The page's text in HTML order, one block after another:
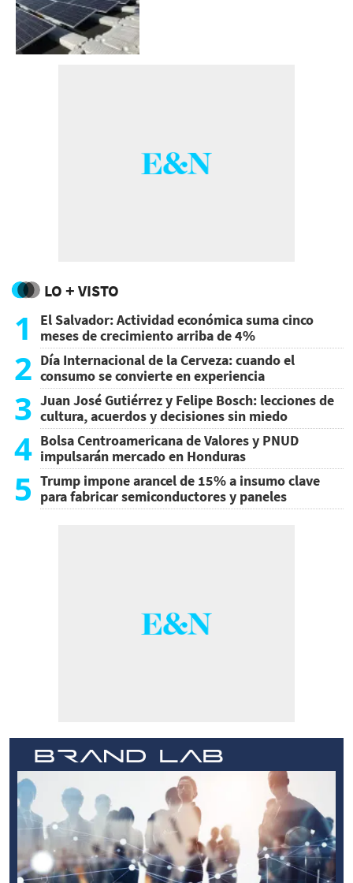
LO + VISTO
1
El Salvador: Actividad económica suma cinco
meses de crecimiento arriba de 4%
2 Día Internacional de la Cerveza: cuando el
consumo se convierte en experiencia
3 Juan José Gutiérrez y Felipe Bosch: lecciones de
cultura, acuerdos y decisiones sin miedo
4 Bolsa Centroamericana de Valores y PNUD
impulsarán mercado en Honduras
5 Trump impone arancel de 15% a insumo clave
para fabricar semiconductores y paneles